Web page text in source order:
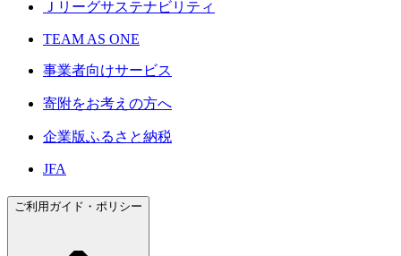
Ｊリーグサステナビリティ
TEAM AS ONE
事業者向けサービス
寄附をお考えの方へ
企業版ふるさと納税
JFA
ご利用ガイド・ポリシー